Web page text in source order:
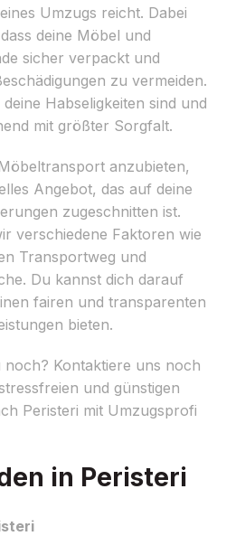
Umzugs reicht. Dabei
deine Möbel und
sicher verpackt und
zu vermeiden.
Habseligkeiten sind und
mit größter Sorgfalt.
anzubieten,
Angebot, das auf deine
zugeschnitten ist.
verschiedene Faktoren wie
Transportweg und
Du kannst dich darauf
fairen und transparenten
bieten.
Kontaktiere uns noch
und günstigen
Peristeri mit Umzugsprofi
in Peristeri